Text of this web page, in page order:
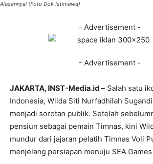
Alasannya! (Foto Dok Istimewa)
- Advertisement -
- Advertisement -
JAKARTA, INST-Media.id – Salah satu
Indonesia, Wilda Siti Nurfadhilah
menjadi sorotan publik. Setelah
pensiun sebagai pemain Timnas, kini
mundur dari jajaran pelatih Timnas Voli
menjelang persiapan menuju SEA